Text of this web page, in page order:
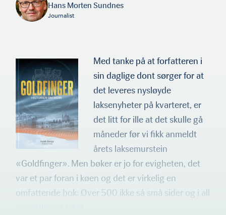
Hans Morten Sundnes
Journalist
Med tanke på at forfatteren i
sin daglige dont sørger for at
det leveres nysløyde
laksenyheter på kvarteret, er
det litt for ille at det skulle gå
måneder før vi fikk anmeldt
årets laksemurstein
«Goldfinger». Men bøker er jo for evigheten, det
var et par foran i køen og det er virkelig en
omfattende bok: Over 500 ikke så små sider og i all